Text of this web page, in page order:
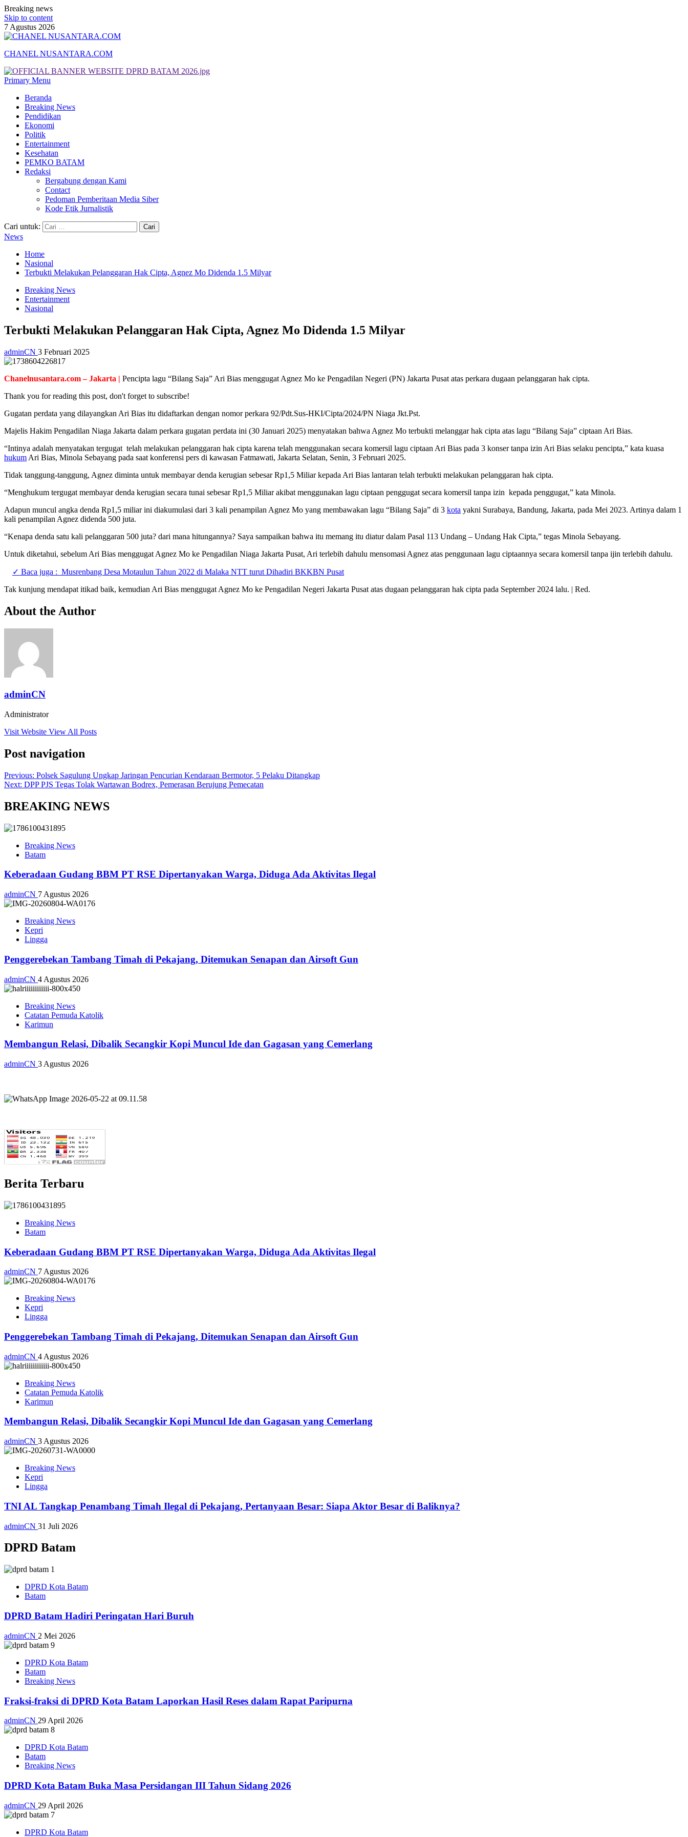
Breaking news
Skip to content
7 Agustus 2026
CHANEL NUSANTARA.COM
Primary Menu
Beranda
Breaking News
Pendidikan
Ekonomi
Politik
Entertainment
Kesehatan
PEMKO BATAM
Redaksi
Bergabung dengan Kami
Contact
Pedoman Pemberitaan Media Siber
Kode Etik Jurnalistik
Cari untuk:
News
Home
Nasional
Terbukti Melakukan Pelanggaran Hak Cipta, Agnez Mo Didenda 1.5 Milyar
Breaking News
Entertainment
Nasional
Terbukti Melakukan Pelanggaran Hak Cipta, Agnez Mo Didenda 1.5 Milyar
adminCN 3 Februari 2025
Chanelnusantara.com – Jakarta | Pencipta lagu “Bilang Saja” Ari Bias menggugat Agnez Mo ke Pengadilan Negeri (PN) Jakarta Pusat atas perkara dugaan pelanggaran hak cipta.
Thank you for reading this post, don't forget to subscribe!
Gugatan perdata yang dilayangkan Ari Bias itu didaftarkan dengan nomor perkara 92/Pdt.Sus-HKI/Cipta/2024/PN Niaga Jkt.Pst.
Majelis Hakim Pengadilan Niaga Jakarta dalam perkara gugatan perdata ini (30 Januari 2025) menyatakan bahwa Agnez Mo terbukti melanggar hak cipta atas lagu “Bilang Saja” ciptaan Ari Bias.
“Intinya adalah menyatakan tergugat telah melakukan pelanggaran hak cipta karena telah menggunakan secara komersil lagu ciptaan Ari Bias pada 3 konser tanpa izin Ari Bias selaku pencipta,” kata kuasa
hukum Ari Bias, Minola Sebayang pada saat konferensi pers di kawasan Fatmawati, Jakarta Selatan, Senin, 3 Februari 2025.
Tidak tanggung-tanggung, Agnez diminta untuk membayar denda kerugian sebesar Rp1,5 Miliar kepada Ari Bias lantaran telah terbukti melakukan pelanggaran hak cipta.
“Menghukum tergugat membayar denda kerugian secara tunai sebesar Rp1,5 Miliar akibat menggunakan lagu ciptaan penggugat secara komersil tanpa izin kepada penggugat,” kata Minola.
Adapun muncul angka denda Rp1,5 miliar ini diakumulasi dari 3 kali penampilan Agnez Mo yang membawakan lagu “Bilang Saja” di 3 kota yakni Surabaya, Bandung, Jakarta, pada Mei 2023. Artinya dalam 1
kali penampilan Agnez didenda 500 juta.
“Kenapa denda satu kali pelanggaran 500 juta? dari mana hitungannya? Saya sampaikan bahwa itu memang itu diatur dalam Pasal 113 Undang – Undang Hak Cipta,” tegas Minola Sebayang.
Untuk diketahui, sebelum Ari Bias menggugat Agnez Mo ke Pengadilan Niaga Jakarta Pusat, Ari terlebih dahulu mensomasi Agnez atas penggunaan lagu ciptaannya secara komersil tanpa ijin terlebih dahulu.
✓ Baca juga : Musrenbang Desa Motaulun Tahun 2022 di Malaka NTT turut Dihadiri BKKBN Pusat
Tak kunjung mendapat itikad baik, kemudian Ari Bias menggugat Agnez Mo ke Pengadilan Negeri Jakarta Pusat atas dugaan pelanggaran hak cipta pada September 2024 lalu. | Red.
About the Author
adminCN
Administrator
Visit Website View All Posts
Post navigation
Previous: Polsek Sagulung Ungkap Jaringan Pencurian Kendaraan Bermotor, 5 Pelaku Ditangkap
Next: DPP PJS Tegas Tolak Wartawan Bodrex, Pemerasan Berujung Pemecatan
BREAKING NEWS
Breaking News
Batam
Keberadaan Gudang BBM PT RSE Dipertanyakan Warga, Diduga Ada Aktivitas Ilegal
adminCN 7 Agustus 2026
Breaking News
Kepri
Lingga
Penggerebekan Tambang Timah di Pekajang, Ditemukan Senapan dan Airsoft Gun
adminCN 4 Agustus 2026
Breaking News
Catatan Pemuda Katolik
Karimun
Membangun Relasi, Dibalik Secangkir Kopi Muncul Ide dan Gagasan yang Cemerlang
adminCN 3 Agustus 2026
Berita Terbaru
Breaking News
Batam
Keberadaan Gudang BBM PT RSE Dipertanyakan Warga, Diduga Ada Aktivitas Ilegal
adminCN 7 Agustus 2026
Breaking News
Kepri
Lingga
Penggerebekan Tambang Timah di Pekajang, Ditemukan Senapan dan Airsoft Gun
adminCN 4 Agustus 2026
Breaking News
Catatan Pemuda Katolik
Karimun
Membangun Relasi, Dibalik Secangkir Kopi Muncul Ide dan Gagasan yang Cemerlang
adminCN 3 Agustus 2026
Breaking News
Kepri
Lingga
TNI AL Tangkap Penambang Timah Ilegal di Pekajang, Pertanyaan Besar: Siapa Aktor Besar di Baliknya?
adminCN 31 Juli 2026
DPRD Batam
DPRD Kota Batam
Batam
DPRD Batam Hadiri Peringatan Hari Buruh
adminCN 2 Mei 2026
DPRD Kota Batam
Batam
Breaking News
Fraksi-fraksi di DPRD Kota Batam Laporkan Hasil Reses dalam Rapat Paripurna
adminCN 29 April 2026
DPRD Kota Batam
Batam
Breaking News
DPRD Kota Batam Buka Masa Persidangan III Tahun Sidang 2026
adminCN 29 April 2026
DPRD Kota Batam